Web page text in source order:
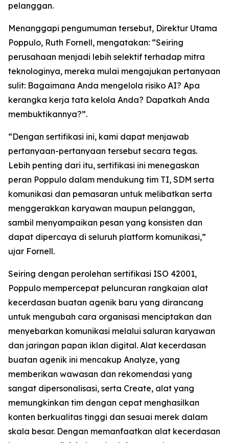
pelanggan.
Menanggapi pengumuman tersebut, Direktur Utama
Poppulo, Ruth Fornell, mengatakan: “Seiring
perusahaan menjadi lebih selektif terhadap mitra
teknologinya, mereka mulai mengajukan pertanyaan
sulit: Bagaimana Anda mengelola risiko AI? Apa
kerangka kerja tata kelola Anda? Dapatkah Anda
membuktikannya?”.
“Dengan sertifikasi ini, kami dapat menjawab
pertanyaan-pertanyaan tersebut secara tegas.
Lebih penting dari itu, sertifikasi ini menegaskan
peran Poppulo dalam mendukung tim TI, SDM serta
komunikasi dan pemasaran untuk melibatkan serta
menggerakkan karyawan maupun pelanggan,
sambil menyampaikan pesan yang konsisten dan
dapat dipercaya di seluruh platform komunikasi,”
ujar Fornell.
Seiring dengan perolehan sertifikasi ISO 42001,
Poppulo mempercepat peluncuran rangkaian alat
kecerdasan buatan agenik baru yang dirancang
untuk mengubah cara organisasi menciptakan dan
menyebarkan komunikasi melalui saluran karyawan
dan jaringan papan iklan digital. Alat kecerdasan
buatan agenik ini mencakup Analyze, yang
memberikan wawasan dan rekomendasi yang
sangat dipersonalisasi, serta Create, alat yang
memungkinkan tim dengan cepat menghasilkan
konten berkualitas tinggi dan sesuai merek dalam
skala besar. Dengan memanfaatkan alat kecerdasan